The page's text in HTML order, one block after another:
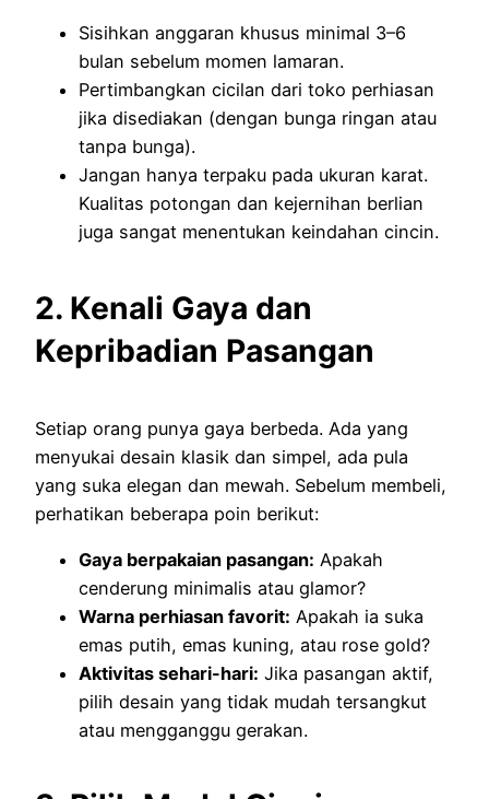
Sisihkan anggaran khusus minimal 3–6
bulan sebelum momen lamaran.
Pertimbangkan cicilan dari toko perhiasan
jika disediakan (dengan bunga ringan atau
tanpa bunga).
Jangan hanya terpaku pada ukuran karat.
Kualitas potongan dan kejernihan berlian
juga sangat menentukan keindahan cincin.
2. Kenali Gaya dan
Kepribadian Pasangan
Setiap orang punya gaya berbeda. Ada yang
menyukai desain klasik dan simpel, ada pula
yang suka elegan dan mewah. Sebelum membeli,
perhatikan beberapa poin berikut:
Gaya berpakaian pasangan: Apakah
cenderung minimalis atau glamor?
Warna perhiasan favorit: Apakah ia suka
emas putih, emas kuning, atau rose gold?
Aktivitas sehari-hari: Jika pasangan aktif,
pilih desain yang tidak mudah tersangkut
atau mengganggu gerakan.